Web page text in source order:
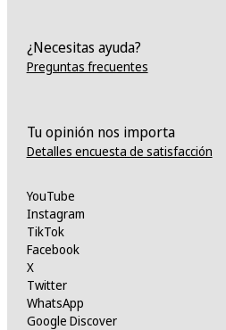
¿Necesitas ayuda?
Preguntas frecuentes
Tu opinión nos importa
Detalles encuesta de satisfacción
YouTube
Instagram
TikTok
Facebook
X
Twitter
WhatsApp
Google Discover